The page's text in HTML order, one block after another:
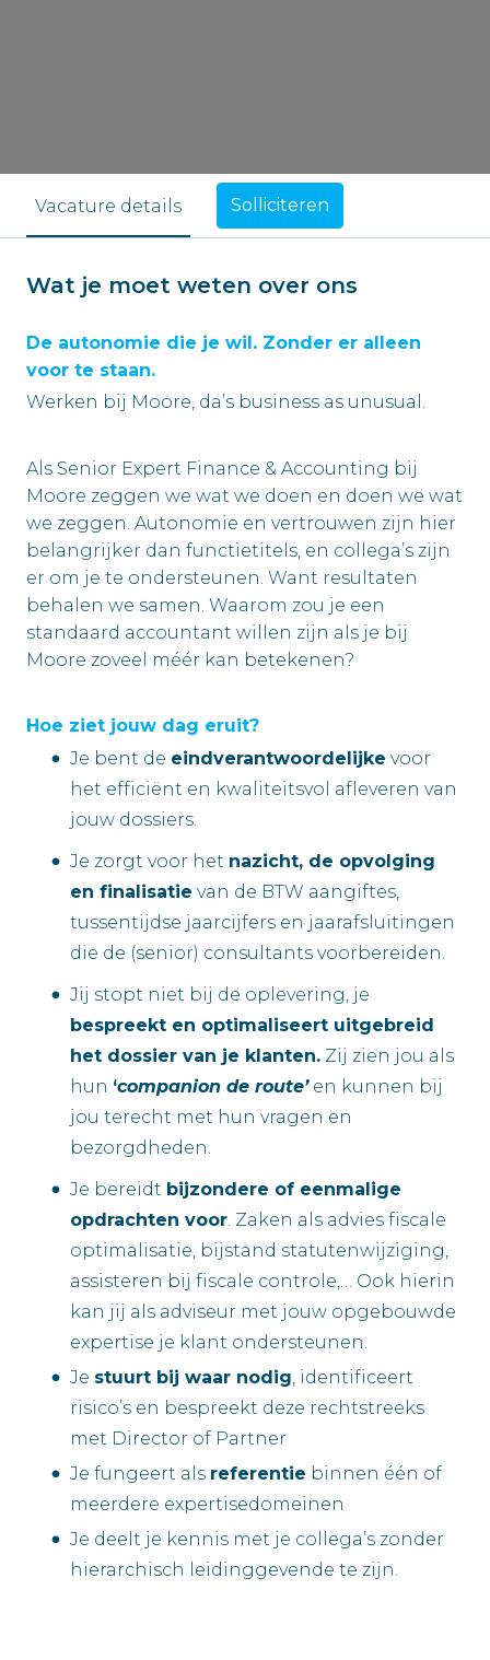
Vacature details Solliciteren
Wat je moet weten over ons
De autonomie die je wil. Zonder er alleen
voor te staan.
Werken bij Moore, da’s business as unusual.
Als Senior Expert Finance & Accounting bij
Moore zeggen we wat we doen en doen we wat
we zeggen. Autonomie en vertrouwen zijn hier
belangrijker dan functietitels, en collega’s zijn
er om je te ondersteunen. Want resultaten
behalen we samen. Waarom zou je een
standaard accountant willen zijn als je bij
Moore zoveel méér kan betekenen?
Hoe ziet jouw dag eruit?
Je bent de eindverantwoordelijke voor
het efficiënt en kwaliteitsvol afleveren van
jouw dossiers.
Je zorgt voor het nazicht, de opvolging
en finalisatie van de BTW aangiftes,
tussentijdse jaarcijfers en jaarafsluitingen
die de (senior) consultants voorbereiden.
Jij stopt niet bij de oplevering, je
bespreekt en optimaliseert uitgebreid
het dossier van je klanten. Zij zien jou als
hun ‘companion de route’en kunnen bij
jou terecht met hun vragen en
bezorgdheden.
Je bereidt bijzondere of eenmalige
opdrachten voor . Zaken als advies fiscale
optimalisatie, bijstand statutenwijziging,
assisteren bij fiscale controle,… Ook hierin
kan jij als adviseur met jouw opgebouwde
expertise je klant ondersteunen.
Je stuurt bij waar nodig , identificeert
risico’s en bespreekt deze rechtstreeks
met Director of Partner
Je fungeert als referentie binnen één of
meerdere expertisedomeinen
Je deelt je kennis met je collega’s zonder
hierarchisch leidinggevende te zijn.